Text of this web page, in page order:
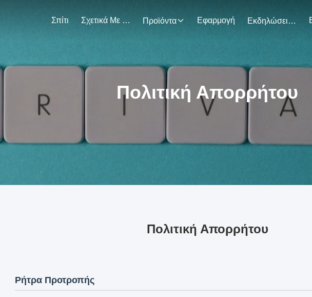
Σπίτι Σχετικά Με Εμάς Προϊόντα Εφαρμογή Εκδηλώσεις
Πολιτική Απορρήτου
Πολιτική Απορρήτου
Ρήτρα Προτροπής